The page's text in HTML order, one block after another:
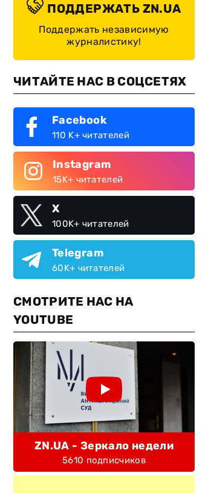
ПОДДЕРЖАТЬ ZN.UA
Поддержать независимую
журналистику!
ЧИТАЙТЕ НАС В СОЦСЕТЯХ
Facebook
110 K+ читателей
Instagram
15K+ читателей
X
100K+ читателей
Telegram
60K+ читателей
СМОТРИТЕ НАС НА
YOUTUBE
ZN.UA - Зеркало недели
5610 подписчиков